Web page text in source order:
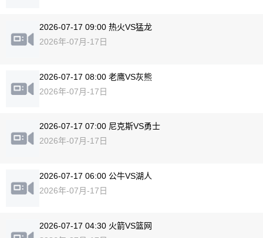
2026-07-17 09:00 热火VS猛龙
2026年-07月-17日
2026-07-17 08:00 老鹰VS灰熊
2026年-07月-17日
2026-07-17 07:00 尼克斯VS勇士
2026年-07月-17日
2026-07-17 06:00 公牛VS湖人
2026年-07月-17日
2026-07-17 04:30 火箭VS篮网